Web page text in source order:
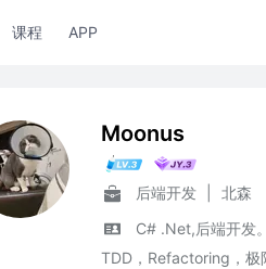
课程 APP
Moonus
后端开发
北森
C# .Net,后端开发
TDD，Refactoring，极